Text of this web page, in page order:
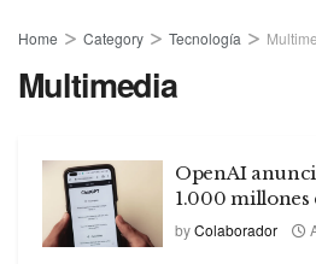
Home Category Tecnología
Multimedia
OpenAI
1.000 millones
byColaborador